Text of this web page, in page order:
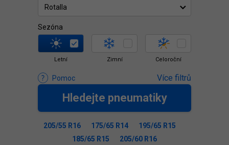
Rotalla
Sezóna
Letní Zimní Celoroční
Pomoc Více filtrů
Hledejte pneumatiky
205/55 R16 175/65 R14
195/65 R15
185/65 R15
205/60 R16